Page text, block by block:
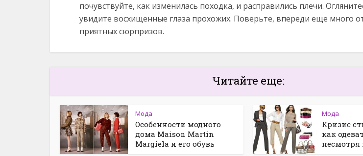
почувствуйте, как изменилась походка, и расправились плечи.
увидите восхищенные глаза прохожих. Поверьте, впереди еще много
приятных сюрпризов.
Читайте еще:
Мода
Особенности модного
дома Maison Martin
Margiela и его обувь
Мода
Кризис
как
несмотря